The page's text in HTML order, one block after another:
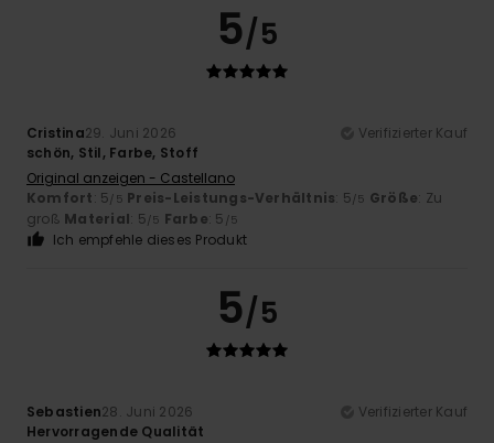
5/5
Cristina29. Juni 2026
Verifizierter Kauf
schön, Stil, Farbe, Stoff
Original anzeigen - Castellano
Komfort: 5/5 Preis-Leistungs-Verhältnis: 5/5 Größe: Zu
groß Material: 5/5 Farbe: 5 /5
Ich empfehle dieses Produkt
5/5
Sebastien28. Juni 2026
Verifizierter Kauf
Hervorragende Qualität